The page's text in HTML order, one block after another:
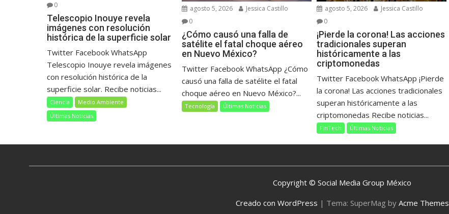
0
Telescopio Inouye revela
imágenes con resolución
histórica de la superficie solar
Twitter Facebook WhatsApp
Telescopio Inouye revela imágenes
con resolución histórica de la
superficie solar. Recibe noticias...
Ciencia
Medio Ambiente
Últimas Noticias
agosto 5, 2026
Jessica Castillo
0
¿Cómo causó una falla de
satélite el fatal choque aéreo
en Nuevo México?
Twitter Facebook WhatsApp ¿Cómo
causó una falla de satélite el fatal
choque aéreo en Nuevo México?...
Tecnología Últimas Noticias
agosto 5, 2026
Jessica Castillo
0
¡Pierde la corona! Las acciones
tradicionales superan
históricamente a las
criptomonedas
Twitter Facebook WhatsApp ¡Pierde
la corona! Las acciones tradicionales
superan históricamente a las
criptomonedas Recibe noticias...
FinTech Últimas Noticias
Copyright © Social Media Group México
Creado con WordPress | Tema: SuperMag by Acme Themes